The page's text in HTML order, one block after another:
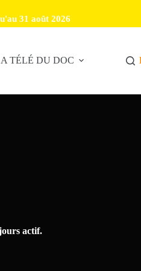
31 août 2026
TÉLÉ DU DOC
actif.